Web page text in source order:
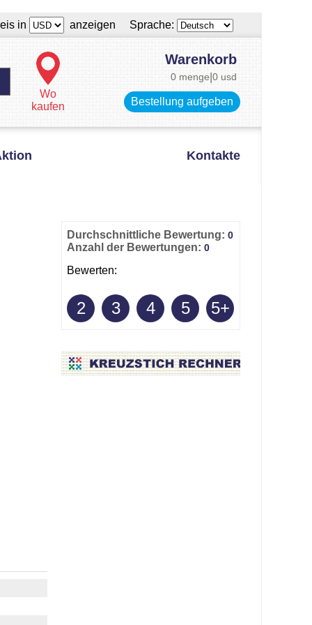
in anzeigen Sprache:
Wo
kaufen
Warenkorb
0 menge 0 usd
Bestellung aufgeben
Kontakte
Durchschnittliche Bewertung: 0
Anzahl der Bewertungen: 0
Bewerten:
2 3 4 5 5+